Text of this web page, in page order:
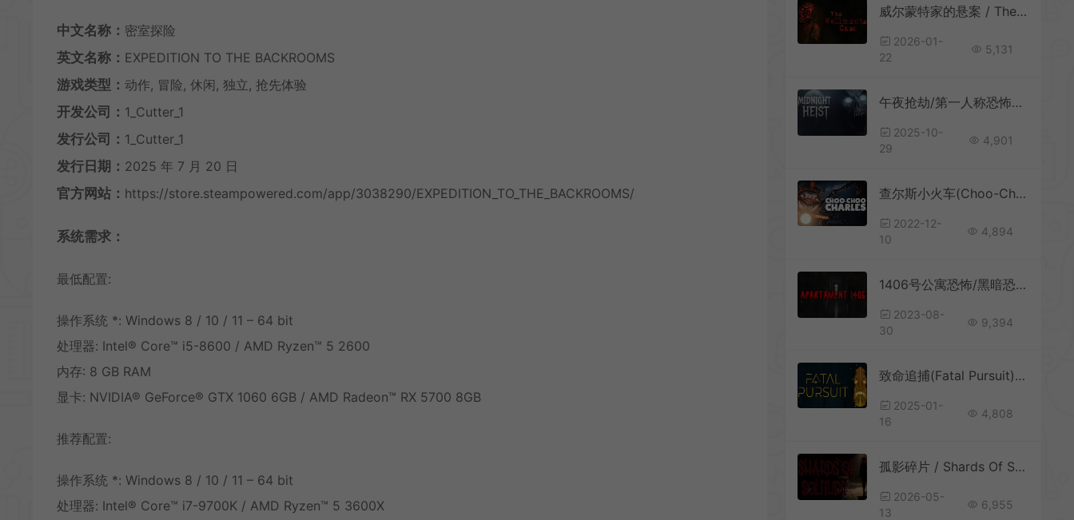
中文名称： 密室探险
英文名称： EXPEDITION TO THE BACKROOMS
游戏类型： 动作, 冒险, 休闲, 独立, 抢先体验
开发公司： 1_Cutter_1
发行公司： 1_Cutter_1
发行日期： 2025 年 7 月 20 日
官方网站： https://store.steampowered.com/app/3038290/EXPEDITION_TO_THE_BACKROOMS/
系统需求：
最低配置:
操作系统 *: Windows 8 / 10 / 11 – 64 bit
处理器: Intel® Core™ i5-8600 / AMD Ryzen™ 5 2600
内存: 8 GB RAM
显卡: NVIDIA® GeForce® GTX 1060 6GB / AMD Radeon™ RX 5700 8GB
推荐配置:
操作系统 *: Windows 8 / 10 / 11 – 64 bit
处理器: Intel® Core™ i7-9700K / AMD Ryzen™ 5 3600X
威尔蒙特家的悬案 / The Wellmonts Case 第一人称心理恐怖游戏
2026-01-
22
5,131
午夜抢劫/第一人称恐怖探索解谜游戏 Midnight Heist 下载
2025-10-
29
4,901
查尔斯小火车(Choo-Choo Charles)简中|PC|火车恐怖射击游戏
2022-12-
10
4,894
1406号公寓恐怖/黑暗恐怖生存游戏 Apartament 1406 Horror 下载
2023-08-
30
9,394
致命追捕(Fatal Pursuit)恐怖生存逃脱游戏|下载
2025-01-
16
4,808
孤影碎片 / Shards Of Solitude 第一人称生存逃脱游戏
2026-05-
13
6,955